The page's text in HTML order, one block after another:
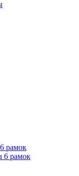
рамок
6 рамок